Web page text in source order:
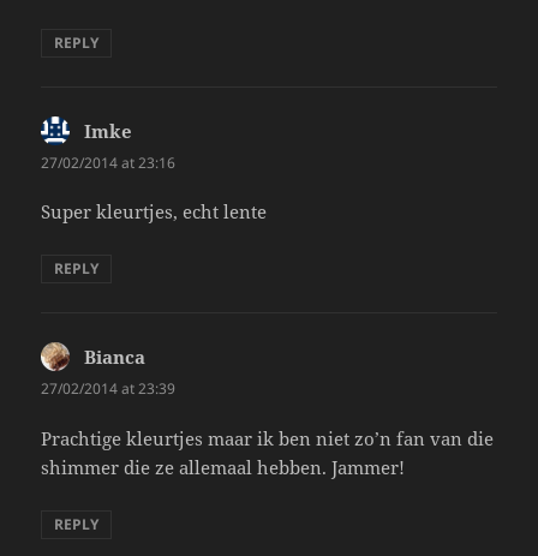
REPLY
Imke
27/02/2014 at 23:16
Super kleurtjes, echt lente
REPLY
Bianca
27/02/2014 at 23:39
Prachtige kleurtjes maar ik ben niet zo’n fan van die
shimmer die ze allemaal hebben. Jammer!
REPLY